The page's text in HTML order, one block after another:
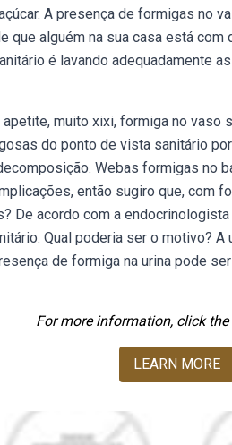
A presença de formigas no
que alguém na sua casa está
é lavando adequadamente
muito xixi, formiga no vaso
do ponto de vista sanitário
Webas formigas no
então sugiro que, com
De acordo com a
Qual poderia ser o motivo?
de formiga na urina pode
For more information, click
LEARN MORE